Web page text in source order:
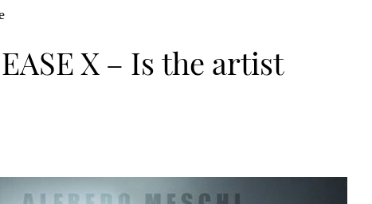
X – Is the artist